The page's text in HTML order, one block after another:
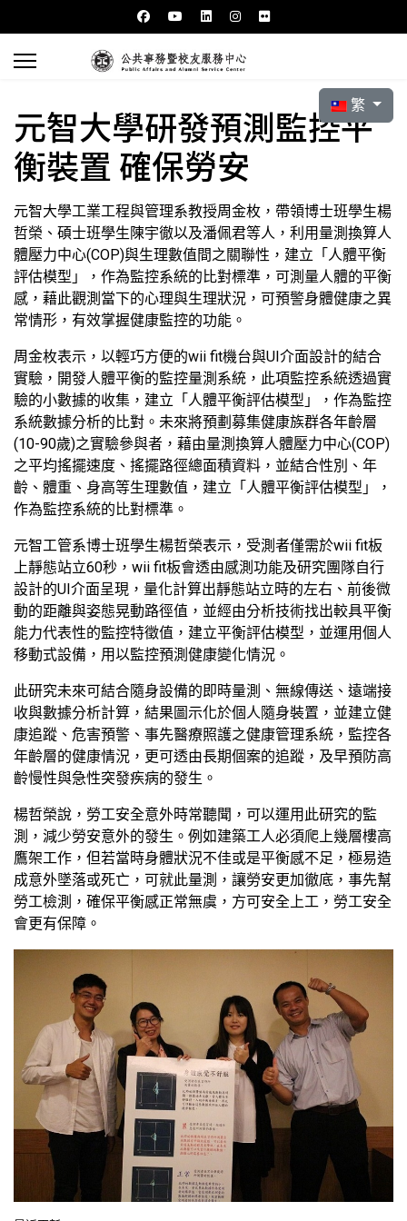
選擇你的語言
繁
元智大學研發預測監控平
衡裝置 確保勞安
元智大學工業工程與管理系教授周金枚，帶領博士班學生楊
哲榮、碩士班學生陳宇徹以及潘佩君等人，利用量測換算人
體壓力中心(COP)與生理數值間之關聯性，建立「人體平衡
評估模型」，作為監控系統的比對標準，可測量人體的平衡
感，藉此觀測當下的心理與生理狀況，可預警身體健康之異
常情形，有效掌握健康監控的功能。
周金枚表示，以輕巧方便的wii fit機台與UI介面設計的結合
實驗，開發人體平衡的監控量測系統，此項監控系統透過實
驗的小數據的收集，建立「人體平衡評估模型」，作為監控
系統數據分析的比對。未來將預劃募集健康族群各年齡層
(10-90歲)之實驗參與者，藉由量測換算人體壓力中心(COP)
之平均搖擺速度、搖擺路徑總面積資料，並結合性別、年
齡、體重、身高等生理數值，建立「人體平衡評估模型」，
作為監控系統的比對標準。
元智工管系博士班學生楊哲榮表示，受測者僅需於wii fit板
上靜態站立60秒，wii fit板會透由感測功能及研究團隊自行
設計的UI介面呈現，量化計算出靜態站立時的左右、前後微
動的距離與姿態晃動路徑值，並經由分析技術找出較具平衡
能力代表性的監控特徵值，建立平衡評估模型，並運用個人
移動式設備，用以監控預測健康變化情況。
此研究未來可結合隨身設備的即時量測、無線傳送、遠端接
收與數據分析計算，結果圖示化於個人隨身裝置，並建立健
康追蹤、危害預警、事先醫療照護之健康管理系統，監控各
年齡層的健康情況，更可透由長期個案的追蹤，及早預防高
齡慢性與急性突發疾病的發生。
楊哲榮說，勞工安全意外時常聽聞，可以運用此研究的監
測，減少勞安意外的發生。例如建築工人必須爬上幾層樓高
鷹架工作，但若當時身體狀況不佳或是平衡感不足，極易造
成意外墜落或死亡，可就此量測，讓勞安更加徹底，事先幫
勞工檢測，確保平衡感正常無虞，方可安全上工，勞工安全
會更有保障。